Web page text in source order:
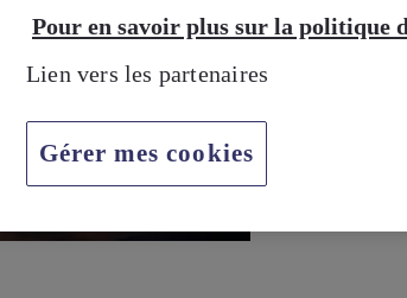
Pour en savoir plus sur la politique
Lien vers les partenaires
Gérer mes cookies